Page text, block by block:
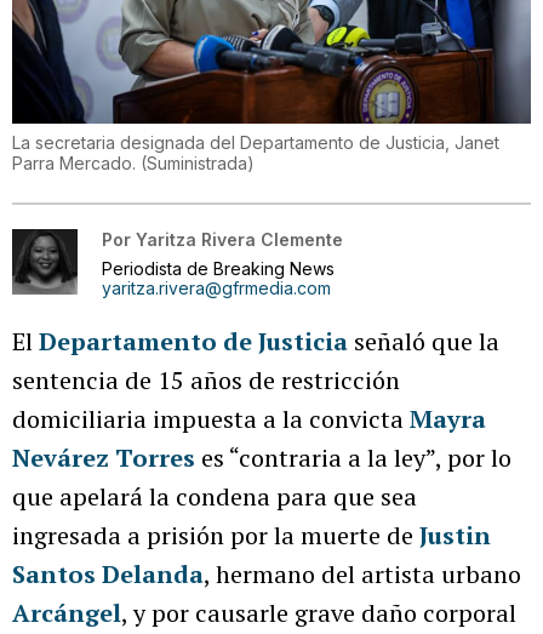
La secretaria designada del Departamento de Justicia, Janet
Parra Mercado. (Suministrada)
Por Yaritza Rivera Clemente
Periodista de Breaking News
yaritza.rivera@gfrmedia.com
ElDepartamento de Justicia señaló que la
sentencia de 15 años de restricción
domiciliaria impuesta a la convictaMayra
Nevárez Torres es “contraria a la ley”, por lo
que apelará la condena para que sea
ingresada a prisión por la muerte de Justin
Santos Delanda, hermano del artista urbano
Arcángel, y por causarle grave daño corporal